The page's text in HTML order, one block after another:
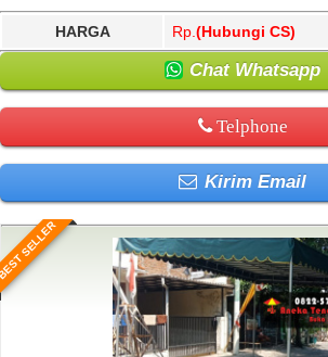
HARGA Rp. (Hubungi CS)
Chat Whatsapp
Telphone
Kirim Email
SELLER